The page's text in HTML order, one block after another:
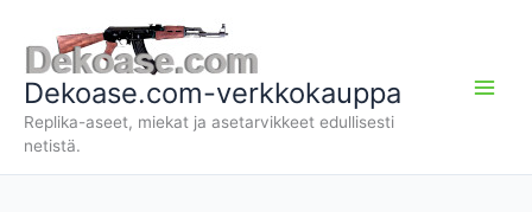
sisältöön
Dekoase.com-verkkokauppa
Replika-aseet, miekat ja asetarvikkeet edullisesti
netistä.